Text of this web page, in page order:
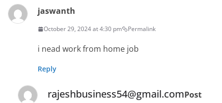
jaswanth
October 29, 2024 at 4:30 pm Permalink
i nead work from home job
Reply
rajeshbusiness54@gmail.comPost